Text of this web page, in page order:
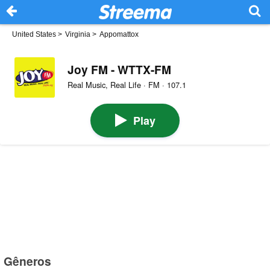
United States > Virginia > Appomattox
Joy FM - WTTX-FM
Real Music, Real Life · FM · 107.1
Play
Gêneros